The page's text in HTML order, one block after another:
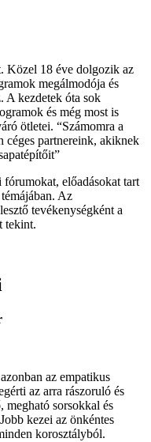
Közel 18 éve dolgozik az
megálmodója és
A kezdetek óta sok
és még most is
ötletei. “Számomra a
céges partnereink, akiknek
előadásokat tart
Az
tevékenységként a
tekint.
az empatikus
az arra rászoruló és
megható sorsokkal és
kezei az önkéntes
korosztályból.